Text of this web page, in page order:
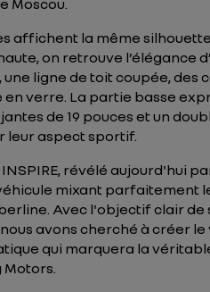
Moscou.
affichent la même
on retrouve l’élégance
une ligne de toit coupée, des
verre. La partie basse
de 19 pouces et un
leur aspect sportif.
révélé aujourd'hui
mixant parfaitement
Avec l'objectif clair
avons cherché à créer
qui marquera la
Motors.